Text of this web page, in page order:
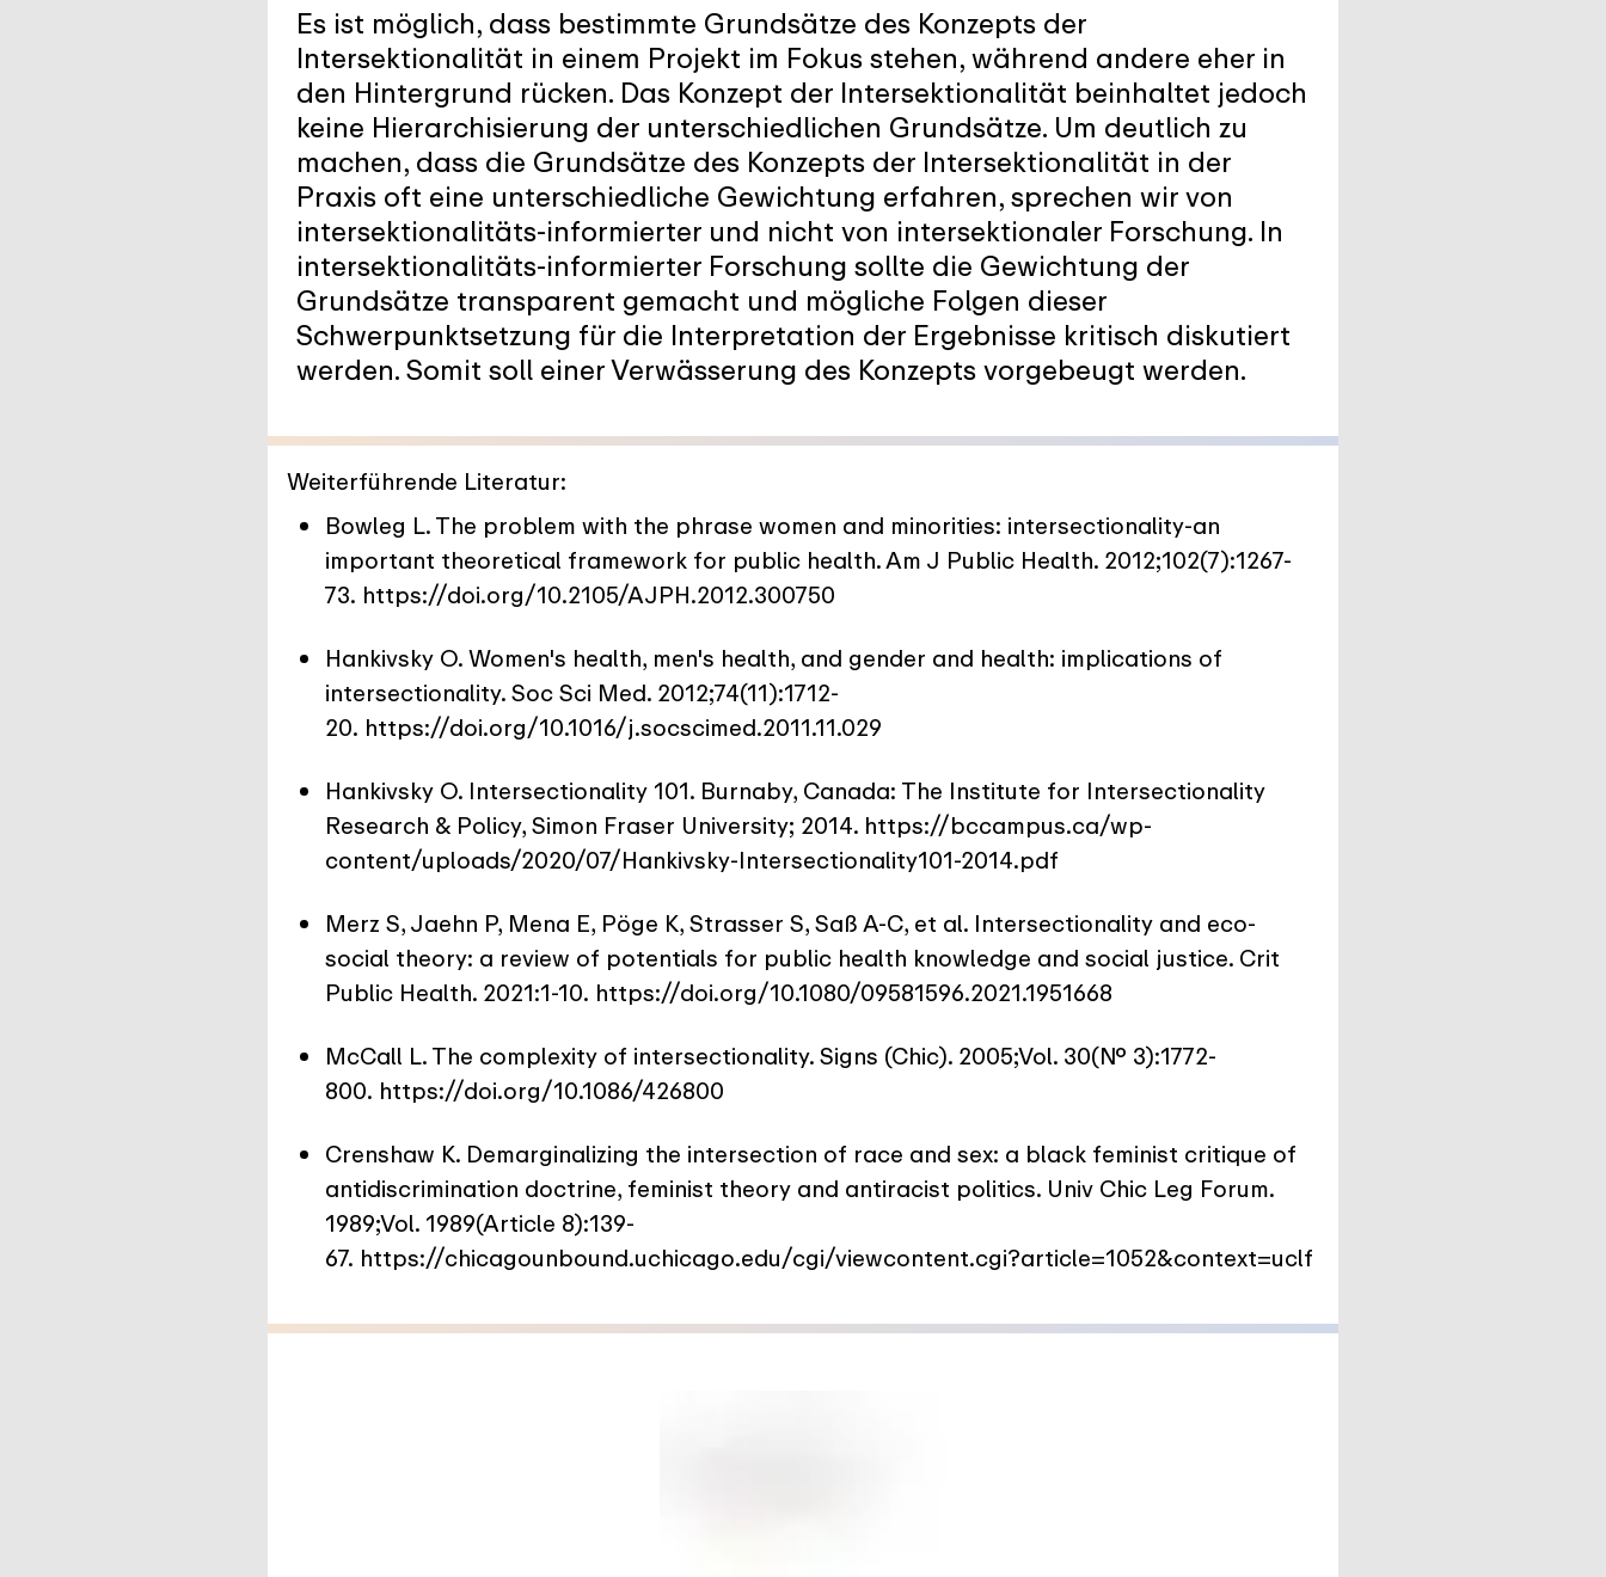
Es ist möglich, dass bestimmte Grundsätze des Konzepts der
Intersektionalität in einem Projekt im Fokus stehen, während andere eher in
den Hintergrund rücken. Das Konzept der Intersektionalität beinhaltet jedoch
keine Hierarchisierung der unterschiedlichen Grundsätze. Um deutlich zu
machen, dass die Grundsätze des Konzepts der Intersektionalität in der
Praxis oft eine unterschiedliche Gewichtung erfahren, sprechen wir von
intersektionalitäts-informierter und nicht von intersektionaler Forschung. In
intersektionalitäts-informierter Forschung sollte die Gewichtung der
Grundsätze transparent gemacht und mögliche Folgen dieser
Schwerpunktsetzung für die Interpretation der Ergebnisse kritisch diskutiert
werden. Somit soll einer Verwässerung des Konzepts vorgebeugt werden.
Weiterführende Literatur:
Bowleg L. The problem with the phrase women and minorities: intersectionality-an
important theoretical framework for public health. Am J Public Health. 2012;102(7):1267-
73. https://doi.org/10.2105/AJPH.2012.300750
Hankivsky O. Women's health, men's health, and gender and health: implications of
intersectionality. Soc Sci Med. 2012;74(11):1712-
20. https://doi.org/10.1016/j.socscimed.2011.11.029
Hankivsky O. Intersectionality 101. Burnaby, Canada: The Institute for Intersectionality
Research & Policy, Simon Fraser University; 2014. https://bccampus.ca/wp-
content/uploads/2020/07/Hankivsky-Intersectionality101-2014.pdf
Merz S, Jaehn P, Mena E, Pöge K, Strasser S, Saß A-C, et al. Intersectionality and eco-
social theory: a review of potentials for public health knowledge and social justice. Crit
Public Health. 2021:1-10. https://doi.org/10.1080/09581596.2021.1951668
McCall L. The complexity of intersectionality. Signs (Chic). 2005;Vol. 30(No. 3):1772-
800. https://doi.org/10.1086/426800
Crenshaw K. Demarginalizing the intersection of race and sex: a black feminist critique of
antidiscrimination doctrine, feminist theory and antiracist politics. Univ Chic Leg Forum.
1989;Vol. 1989(Article 8):139-
67. https://chicagounbound.uchicago.edu/cgi/viewcontent.cgi?article=1052&context=uclf